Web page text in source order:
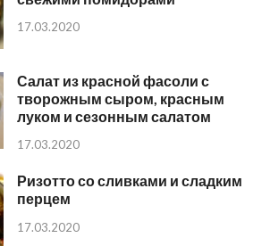
17.03.2020
Салат из красной фасоли с
творожным сыром, красным
луком и сезонным салатом
17.03.2020
Ризотто со сливками и сладким
перцем
17.03.2020